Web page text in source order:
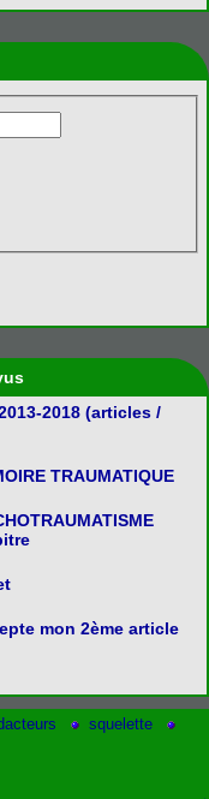
2018 (articles /
TRAUMATIQUE
mon 2ème article
squelette